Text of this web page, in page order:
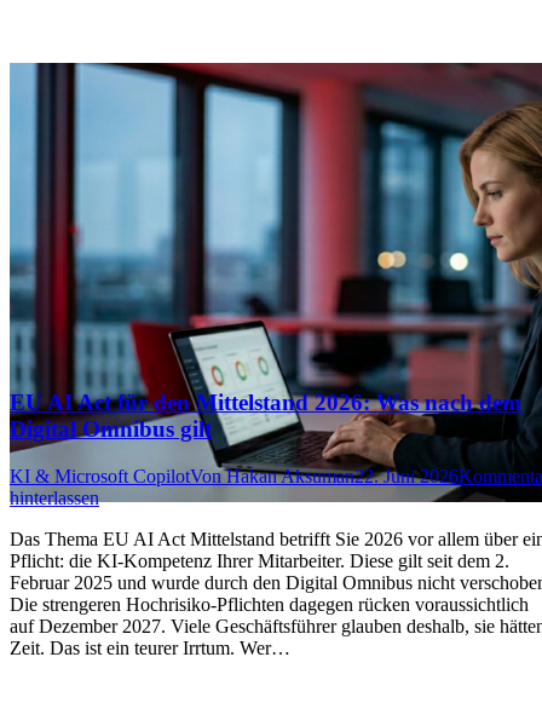
EU AI Act für den Mittelstand 2026: Was nach dem
Digital Omnibus gilt
KI & Microsoft CopilotVonHakan Aksuman22. Juni 2026
hinterlassen
Das Thema EU AI Act Mittelstand betrifft Sie 2026 vor allem über
Pflicht: die KI-Kompetenz Ihrer Mitarbeiter. Diese gilt seit dem 2.
Februar 2025 und wurde durch den Digital Omnibus nicht
Die strengeren Hochrisiko-Pflichten dagegen rücken voraussichtlich
auf Dezember 2027. Viele Geschäftsführer glauben deshalb, sie
Zeit. Das ist ein teurer Irrtum. Wer…